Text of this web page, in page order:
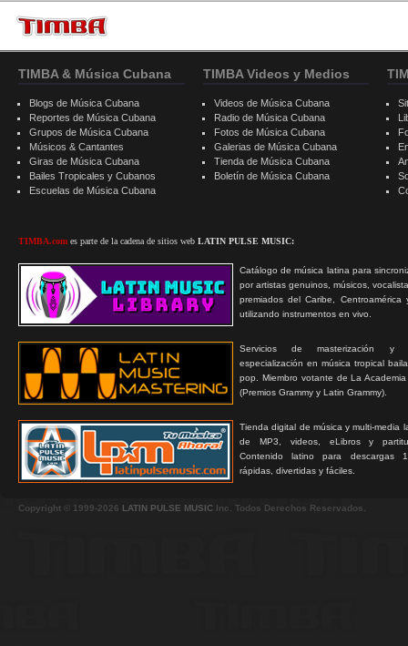
TIMBA & Música Cubana
Blogs de Música Cubana
Reportes de Música Cubana
Grupos de Música Cubana
Músicos & Cantantes
Giras de Música Cubana
Bailes Tropicales y Cubanos
Escuelas de Música Cubana
TIMBA.com es parte de la cadena de sitios web LATIN PULSE MUSIC:
Catálogo de música latina para
por artistas genuinos, músicos,
premiados del Caribe, Centroamérica
utilizando instrumentos en vivo.
Servicios de masterización y
especialización en música tropical
pop. Miembro votante de La
(Premios Grammy y Latin Grammy).
Tienda digital de música y multi-media
de MP3, videos, eLibros y
Contenido latino para descargas
rápidas, divertidas y fáciles.
TIMBA Videos y Medios
Videos de Música Cubana
Radio de Música Cubana
Fotos de Música Cubana
Galerias de Música Cubana
Tienda de Música Cubana
Boletín de Música Cubana
Copyright © 1999-2026 LATIN PULSE MUSIC Inc. Todos Derechos Reservados.